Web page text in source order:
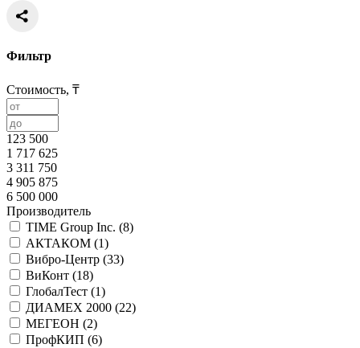
Фильтр
Стоимость, ₸
123 500
1 717 625
3 311 750
4 905 875
6 500 000
Производитель
TIME Group Inc. (8)
АКТАКОМ (1)
Вибро-Центр (33)
ВиКонт (18)
ГлобалТест (1)
ДИАМЕХ 2000 (22)
МЕГЕОН (2)
ПрофКИП (6)